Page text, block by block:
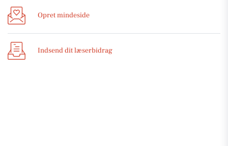
Opret mindeside
Indsend dit læserbidrag